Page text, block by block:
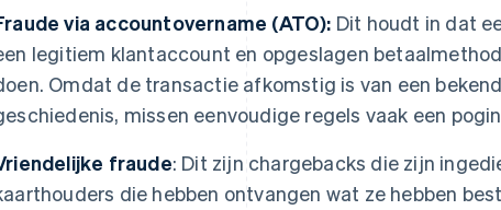
via accountovername (ATO): Dit houdt in dat
legitiem klantaccount en opgeslagen
Omdat de transactie afkomstig is van een
missen eenvoudige regels vaak een
fraude: Dit zijn chargebacks die zijn
die hebben ontvangen wat ze hebben